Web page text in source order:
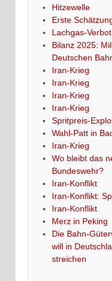
Hitzewelle
Erste
Lachgas-Verbot
Bilanz 2025:
Deutschen
Iran-Krieg
Iran-Krieg
Iran-Krieg
Iran-Krieg
Spritpreis-
Wahl-Patt in
Iran-Krieg
Wo bleibt das
Bundeswehr?
Iran-Konflikt
Iran-Konflikt:
Iran-Konflikt
Merz in Peking
Die Bahn-
will in
streichen